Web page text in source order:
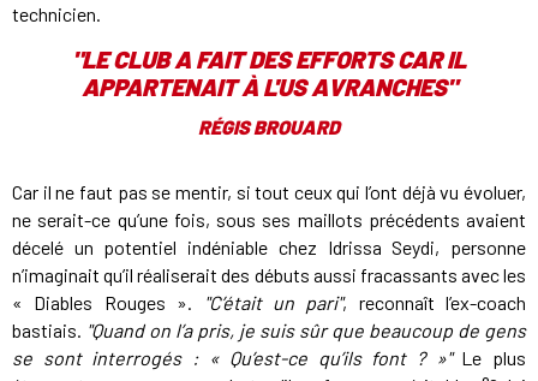
technicien.
"LE CLUB A FAIT DES EFFORTS CAR IL
APPARTENAIT À L'US AVRANCHES"
RÉGIS BROUARD
Car il ne faut pas se mentir, si tout ceux qui l’ont déjà vu évoluer,
ne serait-ce qu’une fois, sous ses maillots précédents avaient
décelé un potentiel indéniable chez Idrissa Seydi, personne
n’imaginait qu’il réaliserait des débuts aussi fracassants avec les
« Diables Rouges ».
"C’était un pari", reconnaît l’ex-coach
bastiais. "Quand on l’a pris, je suis sûr que beaucoup de gens
se sont interrogés : « Qu’est-ce qu’ils font ? »"Le plus